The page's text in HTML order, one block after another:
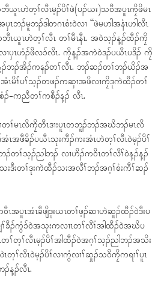
ၤဟဲတ့ၢ်လီၤမ့ၣ်ပိၢ်ဖဲ(ပၣ်ယး)သဝီအပူၤကၠိဖိမၤ
ၣ်မူဘၣ်ဒါတဂၤစံးဝဲလၢ “ဖဲမဟါအနံၤဟါလီၤ
ဘီၤယူၤဟဲတ့ၢ်လီၤ တၢ်မီၤနီၤ. အဝဲသ့ၣ်န့ၣ်ထီၣ်ကၠိ
ပှၤဟံၣ်ဖီလၥ်လီၤ. ကၠိန့ၣ်အကဲဝဲဒၣ်ပယီၤပဒိၣ် ကၠိ
န့ၣ်ဘၣ်အိၣ်ကနၣ်တၢ်လီၤ. ဘၣ်ဆၣ်တၢ်ဘၣ်ယိၣ်အ
အံၤမိၢ်ပၢ်သ့ၣ်တဖၣ်ကဆှၢအဖိလၢကၠိဒုကဲထီၣ်တၢ်
ၣ်-ကညီတၢ်ကစီၣ်န့ၣ် လီၤ.
ၢ်မၤလိကၠိတီၤဒၢးပူၤတဘူၣ်ဘၣ်အဃိဘၣ်မၤလိ
အဖီခိၣ်ပယီၤသုးကီၣ်ကးအံၤဟဲတ့ၢ်လီၤဝဲမ့ၣ်ပိၢ်
ၣ်တၢ်သ့ၣ်ညါဘၣ် လၢဟီၣ်ကဝီၤတၢ်လီၢ်ဝဲန့ၣ်န့ၣ်
ဒီးတၢ်ဒုးကဲထီၣ်သးအလီၢ်ဘၣ်အဂ့ၢ်စံးကီၢ်ဆၣ်
အပူၤအံၤခီဖျိဒုးယၤတၢ်ဖ့ၣ်ဆၢဟဲဆူၣ်ထီၣ်ဝဲဒီးပ
ၢ်ခီၣ်ကွံၥ်ဝဲအသုးကလၢၤတၢ်လီၢ်အါထီၣ်ဝဲအဃိပ
ၢ်တ့ၢ်လီၤမ့ၣ်ပိၢ်အါထီၣ်ဝဲအဂ့ၢ်သ့ၣ်ညါဘၣ်အသိး
တ့ၢ်လီၤဝဲမ့ၣ်ပိၢ်လၢကွံလၢၢ်ဆှုၣ်သဝီကၠိကရၢၢ်ပူၤ
ၣ်န့ၣ်လီၤ.